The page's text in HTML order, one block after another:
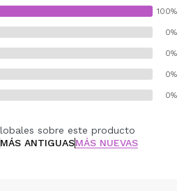
100%
0%
0%
0%
0%
sobre este producto
MÁS ANTIGUASMÁS NUEVAS